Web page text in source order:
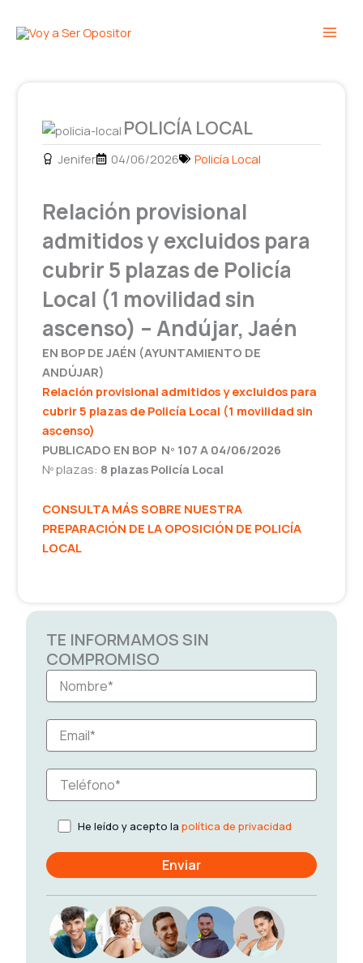
POLICÍA LOCAL
Jenifer 04/06/2026 Policía Local
Relación provisional
admitidos y excluidos para
cubrir 5 plazas de Policía
Local (1 movilidad sin
ascenso) – Andújar, Jaén
EN BOP DE JAÉN (AYUNTAMIENTO DE
ANDÚJAR)
Relación provisional admitidos y excluidos para
cubrir 5 plazas de Policía Local (1 movilidad sin
ascenso)
PUBLICADO EN BOP Nº 107 A 04/06/2026
Nº plazas: 8 plazas Policía Local
CONSULTA MÁS SOBRE NUESTRA
PREPARACIÓN DE LA OPOSICIÓN DE POLICÍA
LOCAL
TE INFORMAMOS SIN
COMPROMISO
He leído y acepto la política de privacidad